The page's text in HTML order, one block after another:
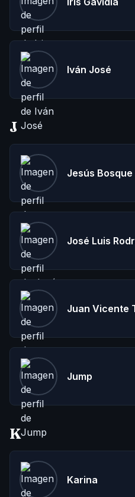
Iván José
J
Jesús Bosque
José Luis
Juan Vicente
Jump
K
Karina